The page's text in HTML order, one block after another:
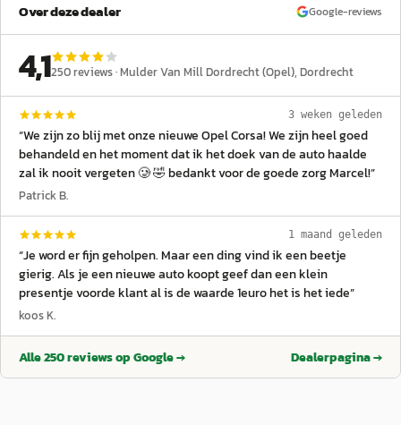
Over deze dealer Google-reviews
4,1250reviews ·Mulder Van Mill Dordrecht (Opel), Dordrecht
3 weken geleden
“We zijn zo blij met onze nieuwe Opel Corsa! We zijn heel goed
behandeld en het moment dat ik het doek van de auto haalde
zal ik nooit vergeten 🥲 🤣 bedankt voor de goede zorg Marcel!”
Patrick B.
1 maand geleden
“Je word er fijn geholpen. Maar een ding vind ik een beetje
gierig. Als je een nieuwe auto koopt geef dan een klein
presentje voorde klant al is de waarde 1euro het is het iede”
koos K.
Alle250reviews op Google → Dealerpagina →